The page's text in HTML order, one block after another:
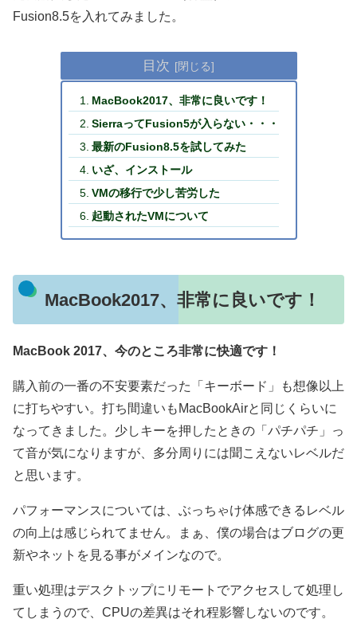
Fusion8.5を入れてみました。
目次
MacBook2017、非常に良いです！
SierraってFusion5が入らない・・・
最新のFusion8.5を試してみた
いざ、インストール
VMの移行で少し苦労した
起動されたVMについて
MacBook2017、非常に良いです！
MacBook 2017、今のところ非常に快適です！
購入前の一番の不安要素だった「キーボード」も想像以上
に打ちやすい。打ち間違いもMacBookAirと同じくらいに
なってきました。少しキーを押したときの「パチパチ」っ
て音が気になりますが、多分周りには聞こえないレベルだ
と思います。
パフォーマンスについては、ぶっちゃけ体感できるレベル
の向上は感じられてません。まぁ、僕の場合はブログの更
新やネットを見る事がメインなので。
重い処理はデスクトップにリモートでアクセスして処理し
てしまうので、CPUの差異はそれ程影響しないのです。